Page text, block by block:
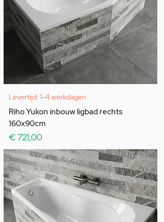
Levertijd: 1-4 werkdagen
Riho Yukon inbouw ligbad rechts
160x90cm
Prijs
€ 721,00